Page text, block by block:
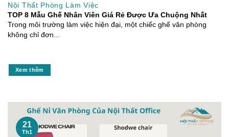
Nội Thất Phòng Làm Việc
TOP 8 Mẫu Ghế Nhân Viên Giá Rẻ Được Ưa Chuộng Nhất
Trong môi trường làm việc hiện đại, một chiếc ghế văn phòng
không chỉ đơn...
Xem thêm
21
Th1